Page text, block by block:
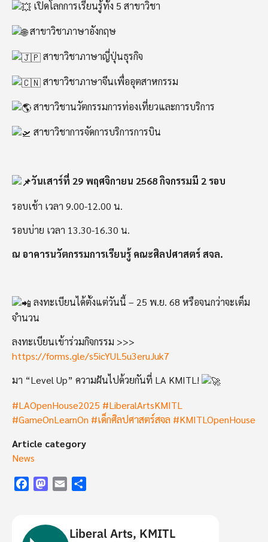
เปิดโลกการเรียนรู้ทั้ง 5 สาขาวิชา
สาขาวิชาภาษาอังกฤษ
สาขาวิชาภาษาญี่ปุ่นธุรกิจ
สาขาวิชาภาษาจีนเพื่ออุตสาหกรรม
สาขาวิชานวัตกรรมการท่องเที่ยวและการบริการ
สาขาวิชาการจัดการบริการการบิน
วันเสาร์ที่ 29 พฤศจิกายน 2568 กิจกรรมมี 2 รอบ
รอบเช้า เวลา 9.00-12.00 น.
รอบบ่าย เวลา 13.30-16.30 น.
ณ อาคารนวัตกรรมการเรียนรู้ คณะศิลปศาสตร์ สจล.
ลงทะเบียนได้ตั้งแต่วันนี้ – 25 พ.ย. 68 หรือจนกว่าจะเต็ม
จำนวน
ลงทะเบียนเข้าร่วมกิจกรรม >>>
https://forms.gle/s5icYUL5u3eruJuk7
มา “Level Up” ความฝันไปด้วยกันที่ LA KMITL!
#LAOpenHouse2025 #LiberalArtsKMITL
#GameOnLearnOn #เด็กศิลปศาสตร์สจล #KMITLOpenHouse
Article category
News
FacebookMastodon
Email
Liberal Arts, KMITL